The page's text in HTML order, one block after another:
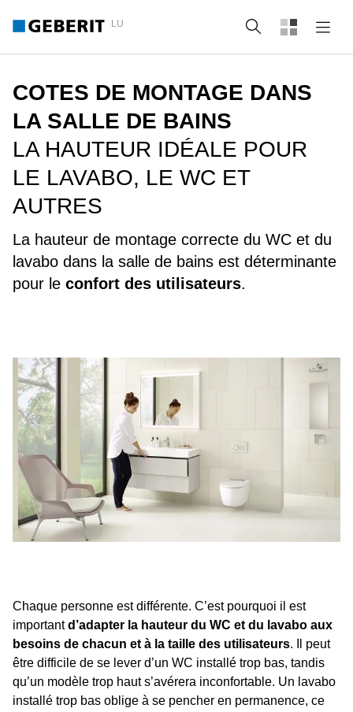
LU Recherche
COTES DE MONTAGE DANS
LA SALLE DE BAINS
LA HAUTEUR IDÉALE POUR
LE LAVABO, LE WC ET
AUTRES
La hauteur de montage correcte du WC et du
lavabo dans la salle de bains est déterminante
pour le confort des utilisateurs.
Chaque personne est différente. C’est pourquoi il est
importantd’adapter la hauteur du WC et du lavabo aux
besoins de chacun et à la taille des utilisateurs. Il peut
être difficile de se lever d’un WC installé trop bas, tandis
qu’un modèle trop haut s’avérera inconfortable. Un lavabo
installé trop bas oblige à se pencher en permanence, ce